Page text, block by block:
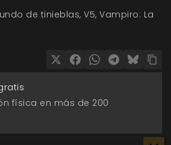
de tinieblas V5 Vampiro: La
física en más de 200